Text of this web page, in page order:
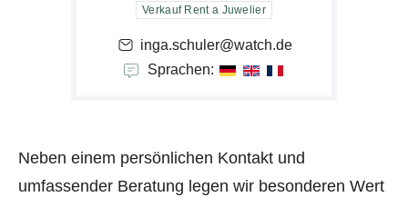
Verkauf Rent a Juwelier
inga.schuler@watch.de
Sprachen:
Neben einem persönlichen Kontakt und
umfassender Beratung legen wir besonderen Wert